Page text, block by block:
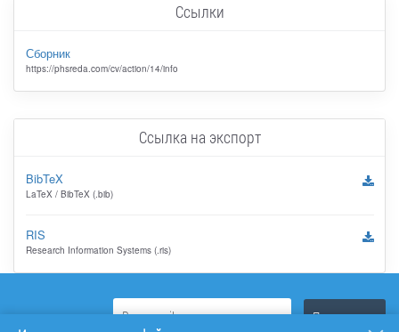
Ссылки
Сборник
https://phsreda.com/cv/action/14/info
Ссылка на экспорт
BibTeX
LaTeX / BibTeX (.bib)
RIS
Research Information Systems (.ris)